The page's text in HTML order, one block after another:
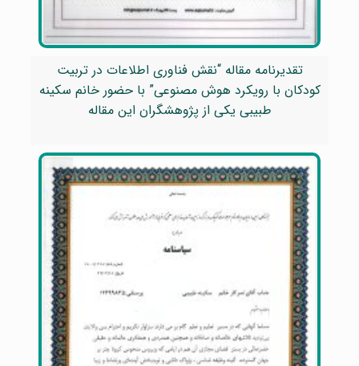
تقدیرنامه مقاله “نقش فناوری اطلاعات در تربیت
کودکان با رویکرد هوش مصنوعی” با حضور خانم سکینه
طبیبی یکی از پژوهشگران این مقاله